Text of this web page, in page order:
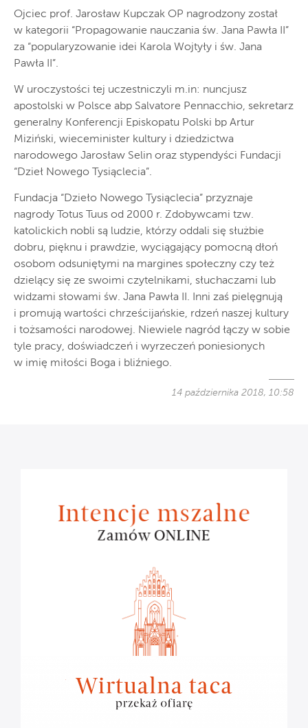
Ojciec prof. Jarosław Kupczak OP nagrodzony został
w kategorii “Propagowanie nauczania św. Jana Pawła II”
za “popularyzowanie idei Karola Wojtyły i św. Jana
Pawła II”.
W uroczystości tej uczestniczyli m.in: nuncjusz
apostolski w Polsce abp Salvatore Pennacchio, sekretarz
generalny Konferencji Episkopatu Polski bp Artur
Miziński, wieceminister kultury i dziedzictwa
narodowego Jarosław Selin oraz stypendyści Fundacji
“Dzieł Nowego Tysiąclecia”.
Fundacja “Dzieło Nowego Tysiąclecia” przyznaje
nagrody Totus Tuus od 2000 r. Zdobywcami tzw.
katolickich nobli są ludzie, którzy oddali się służbie
dobru, pięknu i prawdzie, wyciągający pomocną dłoń
osobom odsuniętymi na margines społeczny czy też
dzielący się ze swoimi czytelnikami, słuchaczami lub
widzami słowami św. Jana Pawła II. Inni zaś pielęgnują
i promują wartości chrześcijańskie, rdzeń naszej kultury
i tożsamości narodowej. Niewiele nagród łączy w sobie
tyle pracy, doświadczeń i wyrzeczeń poniesionych
w imię miłości Boga i bliźniego.
14 października 2018, 10:58